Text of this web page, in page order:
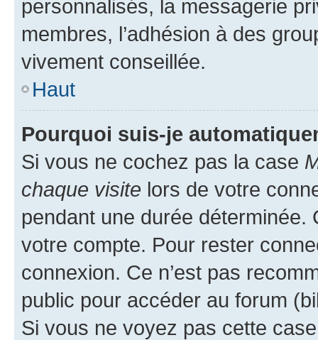
personnalisés, la messagerie
membres, l’adhésion à des
vivement conseillée.
Haut
Pourquoi suis-je
Si vous ne cochez pas la case
chaque visite lors de votre
pendant une durée déterminée.
votre compte. Pour rester
connexion. Ce n’est pas
public pour accéder au forum
Si vous ne voyez pas cette